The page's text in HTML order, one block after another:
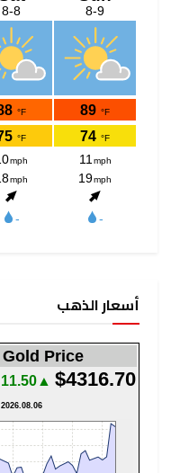
أسعار الذهب
Gold Price
$4316.70
▲11.50
2026.08.06